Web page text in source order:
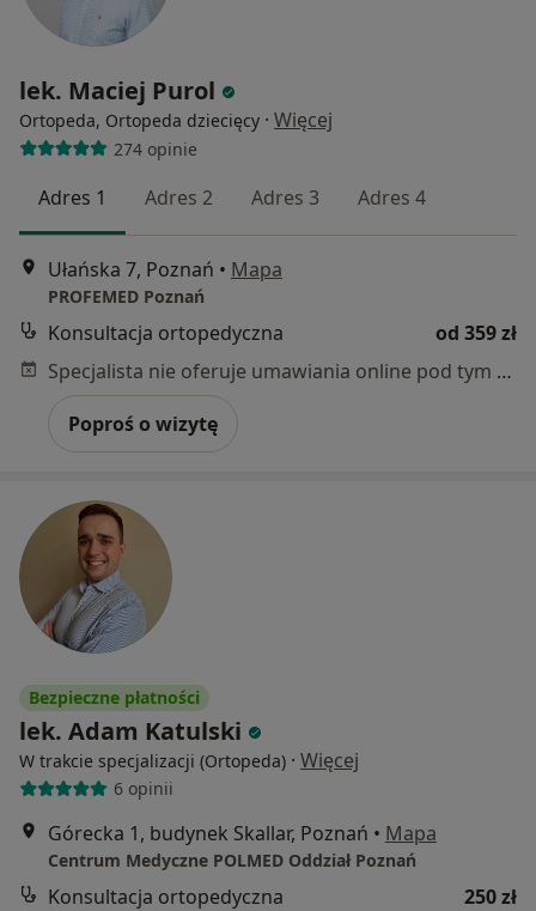
lek. Maciej Purol
Ortopeda, Ortopeda dziecięcy · Więcej
274 opinie
Adres 1 Adres 2 Adres 3 Adres 4
Ułańska 7, Poznań • Mapa
PROFEMED Poznań
Konsultacja ortopedyczna
od 359 zł
Specjalista nie oferuje umawiania online pod tym adresem.
Poproś o wizytę
Bezpieczne płatności
lek. Adam Katulski
W trakcie specjalizacji (Ortopeda) · Więcej
6 opinii
Górecka 1, budynek Skallar, Poznań • Mapa
Centrum Medyczne POLMED Oddział Poznań
Konsultacja ortopedyczna
250 zł